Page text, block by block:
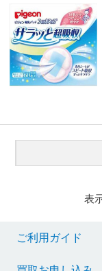
表
ご利用ガイド